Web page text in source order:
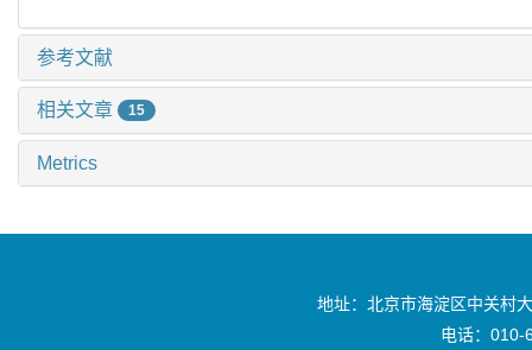
参考文献
相关文章 15
Metrics
地址：北京市海淀区中关村
电话：